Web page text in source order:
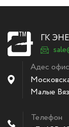
ГК
Адес
Малые
Телефон